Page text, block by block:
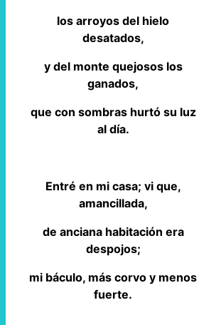
los arroyos del hielo
desatados,
y del monte quejosos los
ganados,
que con sombras hurtó su luz
al día.
Entré en mi casa; vi que,
amancillada,
de anciana habitación era
despojos;
mi báculo, más corvo y menos
fuerte.